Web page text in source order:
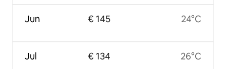
Jun
Jul
€ 145
€ 134
24°C
26°C